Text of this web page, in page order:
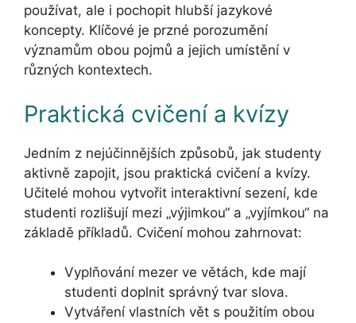
používat, ale i pochopit hlubší jazykové
koncepty. Klíčové je przné porozumění
významům obou pojmů a jejich umístění v
různých kontextech.
Praktická cvičení a kvízy
Jedním z nejúčinnějších způsobů, jak studenty
aktivně zapojit, jsou praktická cvičení a kvízy.
Učitelé mohou vytvořit interaktivní sezení, kde
studenti rozlišují mezi „výjimkou“ a „vyjímkou“ na
základě příkladů. Cvičení mohou zahrnovat:
Vyplňování mezer ve větách, kde mají
studenti doplnit správný tvar slova.
Vytváření vlastních vět s použitím obou